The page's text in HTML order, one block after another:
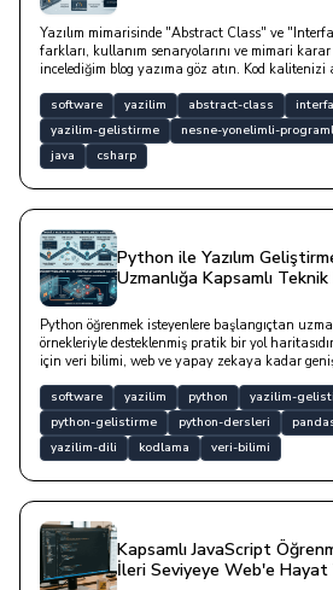
Yazılım mimarisinde "Abstract Class" ve
farkları, kullanım senaryolarını ve mimari
incelediğim blog yazıma göz atın. Kod kalitenizi
software yazilim abstract-class
yazilim-gelistirme
nesne-yonelimli-
java
csharp
Python ile Yazılım
Uzmanlığa Kapsamlı
Python öğrenmek isteyenlere başlangıçtan
örnekleriyle desteklenmiş pratik bir yol
için veri bilimi, web ve yapay zekaya kadar
software yazilim python
yazilim-
python-gelistirme
python-dersleri
yazilim-dili
kodlama veri-bilimi
Kapsamlı JavaScript
İleri Seviyeye Web'e Hayat